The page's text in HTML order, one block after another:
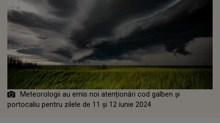
Meteorologii au emis noi atenționări cod galben și
portocaliu pentru zilele de 11 și 12 iunie 2024